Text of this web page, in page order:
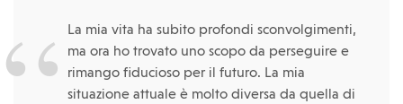
La mia vita ha subito profondi sconvolgimenti,
ma ora ho trovato uno scopo da perseguire e
rimango fiducioso per il futuro. La mia
situazione attuale è molto diversa da quella di